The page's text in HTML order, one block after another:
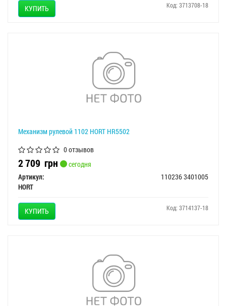
КУПИТЬ Код: 3713708-18
Механизм рулевой 1102 HORT HR5502
0 отзывов
2 709 грн
сегодня
Артикул:
110236 3401005
HORT
КУПИТЬ Код: 3714137-18